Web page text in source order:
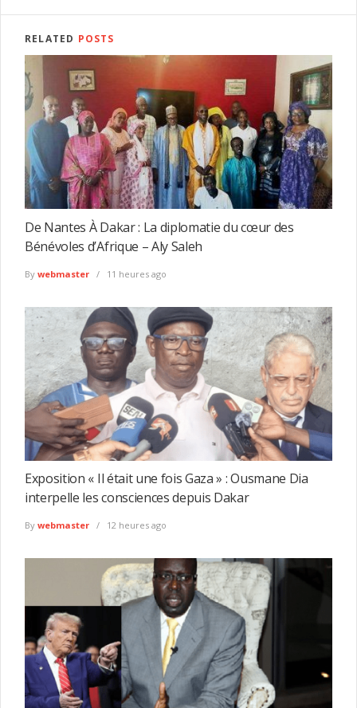
RELATED POSTS
De Nantes À Dakar : La diplomatie du cœur des
Bénévoles d’Afrique – Aly Saleh
By webmaster 11 heures ago
Exposition « Il était une fois Gaza » : Ousmane Dia
interpelle les consciences depuis Dakar
By webmaster 12 heures ago